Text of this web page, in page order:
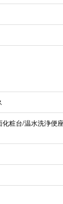
粧台/温水洗浄便